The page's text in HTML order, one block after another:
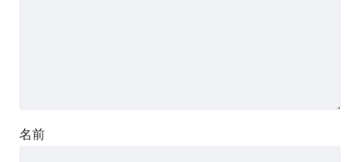
名前